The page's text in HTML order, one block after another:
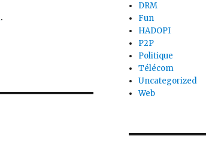
.
DRM
Fun
HADOPI
P2P
Politique
Télécom
Uncategorized
Web